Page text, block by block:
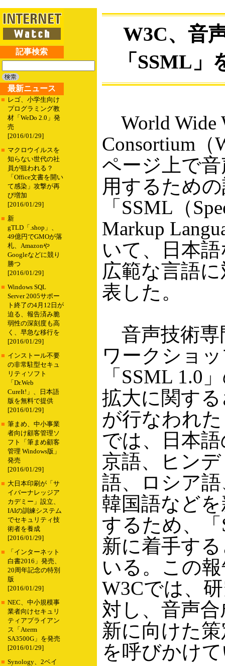
記事検索
最新ニュース
■ レゴ、小学生向け
プログラミング教
材「WeDo 2.0」発
売
[2016/01/29]
■ マクロウイルスを
知らない世代の社
員が狙われる？
「Office文書を開い
て感染」攻撃が再
び増加
[2016/01/29]
■ 新
gTLD「.shop」、
49億円でGMOが落
札、Amazonや
Googleなどに競り
勝つ
[2016/01/29]
■ Windows SQL
Server 2005サポー
ト終了の4月12日が
迫る、報告済み脆
弱性の深刻度も高
く、早急な移行を
[2016/01/29]
■ インストール不要
の非常駐型セキュ
リティソフト
「Dr.Web
CureIt!」、日本語
版を無料で提供
[2016/01/29]
■ 筆まめ、中小事業
者向け顧客管理ソ
フト「筆まめ顧客
管理 Windows版」
発売
[2016/01/29]
■ 大日本印刷が「サ
イバーナレッジア
カデミー」設立、
IAIの訓練システム
でセキュリティ技
術者を養成
[2016/01/29]
■
「インターネット
白書2016」発売、
20周年記念の特別
版
[2016/01/29]
■ NEC、中小規模事
業者向けセキュリ
ティアプライアン
ス「Aterm
SA3500G」を発売
[2016/01/29]
■ Synology、2ベイ
W3C、音
「SSML
World Wide
Consortium（
ページ上で
用するため
「SSML（
Markup
いて、日本
広範な言語
表した。
音声技術専
ワークショ
「SSML 1.0
拡大に関す
が行なわれ
では、日本
京語、ヒン
語、ロシア
韓国語など
するため、
新に着手す
いる。この
W3Cでは、
対し、音声
新に向けた
を呼びかけ